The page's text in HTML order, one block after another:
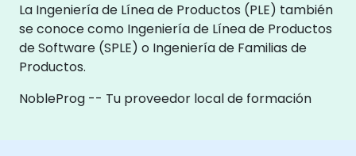
La Ingeniería de Línea de Productos (PLE) también
se conoce como Ingeniería de Línea de Productos
de Software (SPLE) o Ingeniería de Familias de
Productos.
NobleProg -- Tu proveedor local de formación